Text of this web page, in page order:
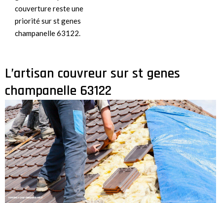
couverture reste une
priorité sur st genes
champanelle 63122.
L’artisan couvreur sur st genes
champanelle 63122